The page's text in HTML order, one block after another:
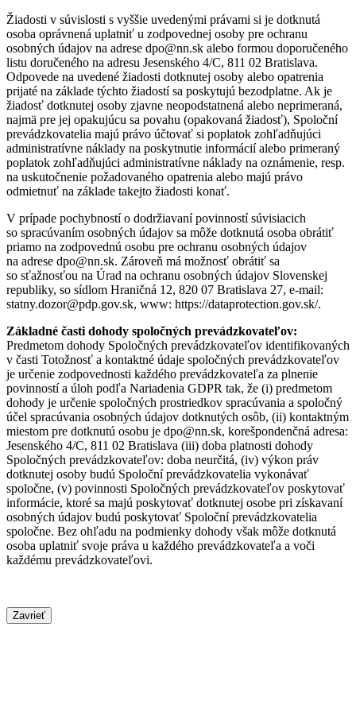
Žiadosti v súvislosti s vyššie uvedenými právami si je dotknutá
osoba oprávnená uplatniť u zodpovednej osoby pre ochranu
osobných údajov na adrese dpo@nn.sk alebo formou doporučeného
listu doručeného na adresu Jesenského 4/C, 811 02 Bratislava.
Odpovede na uvedené žiadosti dotknutej osoby alebo opatrenia
prijaté na základe týchto žiadostí sa poskytujú bezodplatne. Ak je
žiadosť dotknutej osoby zjavne neopodstatnená alebo neprimeraná,
najmä pre jej opakujúcu sa povahu (opakovaná žiadosť), Spoloční
prevádzkovatelia majú právo účtovať si poplatok zohľadňujúci
administratívne náklady na poskytnutie informácií alebo primeraný
poplatok zohľadňujúci administratívne náklady na oznámenie, resp.
na uskutočnenie požadovaného opatrenia alebo majú právo
odmietnuť na základe takejto žiadosti konať.
V prípade pochybností o dodržiavaní povinností súvisiacich
so spracúvaním osobných údajov sa môže dotknutá osoba obrátiť
priamo na zodpovednú osobu pre ochranu osobných údajov
na adrese dpo@nn.sk. Zároveň má možnosť obrátiť sa
so sťažnosťou na Úrad na ochranu osobných údajov Slovenskej
republiky, so sídlom Hraničná 12, 820 07 Bratislava 27, e-mail:
statny.dozor@pdp.gov.sk, www: https://dataprotection.gov.sk/.
Základné časti dohody spoločných prevádzkovateľov:
Predmetom dohody Spoločných prevádzkovateľov identifikovaných
v časti Totožnosť a kontaktné údaje spoločných prevádzkovateľov
je určenie zodpovednosti každého prevádzkovateľa za plnenie
povinností a úloh podľa Nariadenia GDPR tak, že (i) predmetom
dohody je určenie spoločných prostriedkov spracúvania a spoločný
účel spracúvania osobných údajov dotknutých osôb, (ii) kontaktným
miestom pre dotknutú osobu je dpo@nn.sk, korešpondenčná adresa:
Jesenského 4/C, 811 02 Bratislava (iii) doba platnosti dohody
Spoločných prevádzkovateľov: doba neurčitá, (iv) výkon práv
dotknutej osoby budú Spoloční prevádzkovatelia vykonávať
spoločne, (v) povinnosti Spoločných prevádzkovateľov poskytovať
informácie, ktoré sa majú poskytovať dotknutej osobe pri získavaní
osobných údajov budú poskytovať Spoloční prevádzkovatelia
spoločne. Bez ohľadu na podmienky dohody však môže dotknutá
osoba uplatniť svoje práva u každého prevádzkovateľa a voči
každému prevádzkovateľovi.
Zavrieť